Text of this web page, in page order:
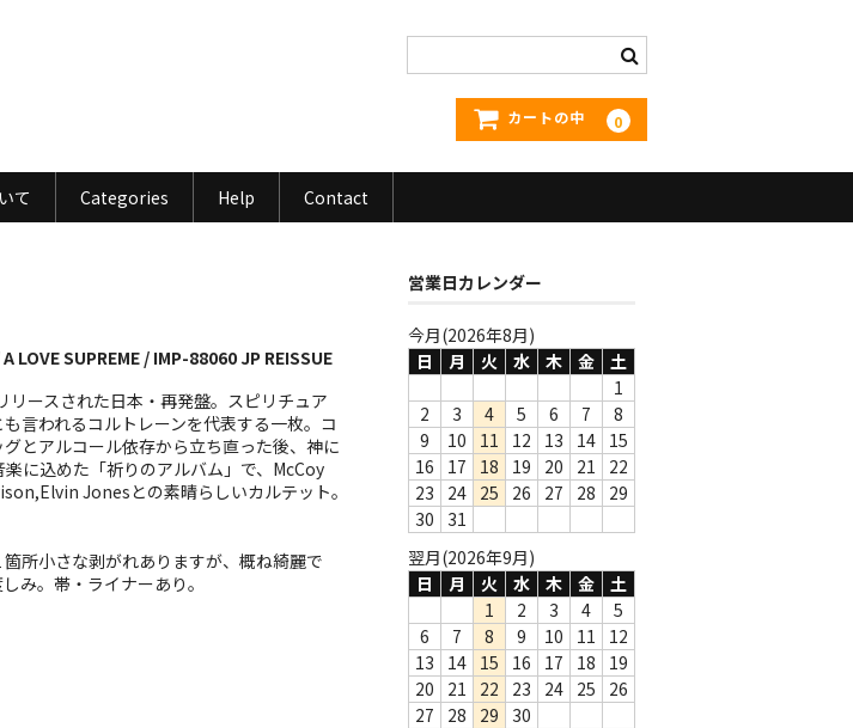
カートの中 0
て Categories Help Contact
LOVE SUPREME / IMP-88060 JP REISSUE
ースされた日本・再発盤。スピリチュア
言われるコルトレーンを代表する一枚。コ
とアルコール依存から立ち直った後、神に
に込めた「祈りのアルバム」で、McCoy
Jonesとの素晴らしいカルテット。
所小さな剥がれありますが、概ね綺麗で
み。帯・ライナーあり。
営業日カレンダー
今月(2026年8月)
日
月 火 水 木 金
土
1
2
3 4 5 6 7
8
9
10 11 12 13 14 15
16
17 18 19 20 21
22
23
24 25 26 27 28
29
30
31
翌月(2026年9月)
日
月 火 水 木 金
土
1
2 3 4
5
6
7 8 9 10 11
12
13
14 15 16 17 18
19
20
21 22 23 24 25
26
27
28 29
30